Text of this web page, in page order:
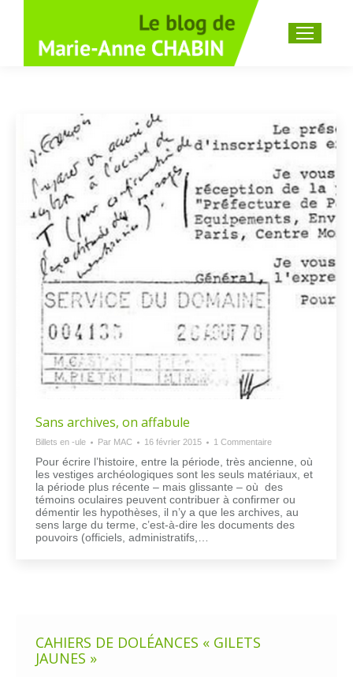
Recherche
Sans archives, on affabule
Billets en -ule Par MAC 16 février 2015 1 Commentaire
Pour écrire l’histoire, entre la période, très ancienne, où
les vestiges archéologiques sont les seuls matériaux, et
la période plus récente – mais glissante – où des
témoins oculaires peuvent contribuer à confirmer ou
démentir les hypothèses, il n’y a que les archives, au
sens large du terme, c’est-à-dire les documents des
pouvoirs (officiels, administratifs,…
CAHIERS DE DOLÉANCES « GILETS
JAUNES »